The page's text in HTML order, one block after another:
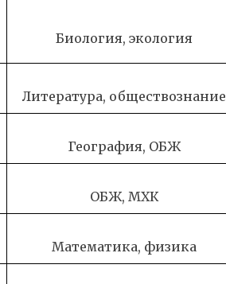
Биология, экология
Литература, обществознание
География, ОБЖ
ОБЖ, МХК
Математика, физика